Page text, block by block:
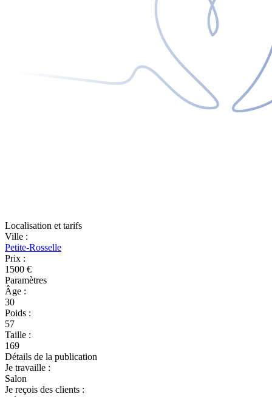
Localisation et tarifs
Ville :
Petite-Rosselle
Prix :
1500 €
Paramètres
Âge :
30
Poids :
57
Taille :
169
Détails de la publication
Je travaille :
Salon
Je reçois des clients :